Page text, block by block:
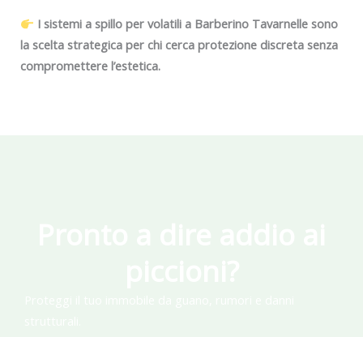
I sistemi a spillo per volatili a Barberino Tavarnelle sono
la scelta strategica per chi cerca protezione discreta senza
compromettere l’estetica.